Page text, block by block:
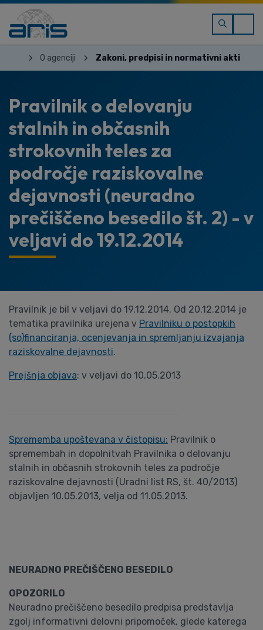
O agenciji Zakoni, predpisi in normativni akti
Pravilnik o delovanju
stalnih in občasnih
strokovnih teles za
področje raziskovalne
dejavnosti (neuradno
prečiščeno besedilo št. 2) - v
veljavi do 19.12.2014
Pravilnik je bil v veljavi do 19.12.2014. Od 20.12.2014 je
tematika pravilnika urejena v Pravilniku o postopkih
(so)financiranja, ocenjevanja in spremljanju izvajanja
raziskovalne dejavnosti.
Prejšnja objava: v veljavi do 10.05.2013
Sprememba upoštevana v čistopisu: Pravilnik o
spremembah in dopolnitvah Pravilnika o delovanju
stalnih in občasnih strokovnih teles za področje
raziskovalne dejavnosti (Uradni list RS, št. 40/2013)
objavljen 10.05.2013, velja od 11.05.2013.
NEURADNO PREČIŠČENO BESEDILO
OPOZORILO
Neuradno prečiščeno besedilo predpisa predstavlja
zgolj informativni delovni pripomoček, glede katerega